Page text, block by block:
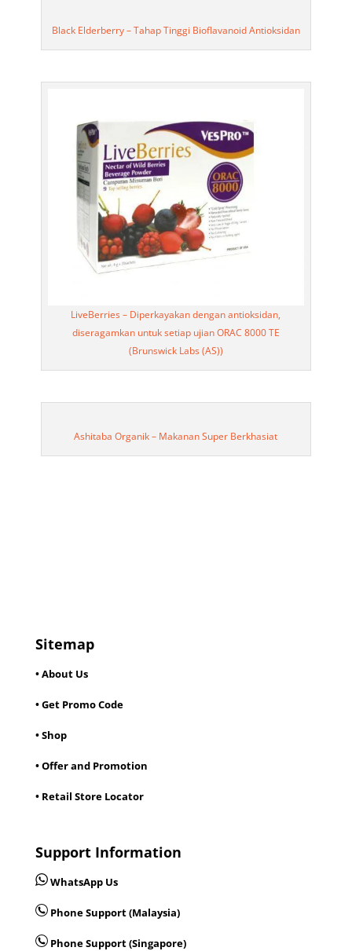
Black Elderberry – Tahap Tinggi Bioflavanoid Antioksidan
LiveBerries – Diperkayakan dengan antioksidan,
diseragamkan untuk setiap ujian ORAC 8000 TE
(Brunswick Labs (AS))
Ashitaba Organik – Makanan Super Berkhasiat
Sitemap
• About Us
• Get Promo Code
• Shop
• Offer and Promotion
• Retail Store Locator
Support Information
WhatsApp Us
Phone Support (Malaysia)
Phone Support (Singapore)